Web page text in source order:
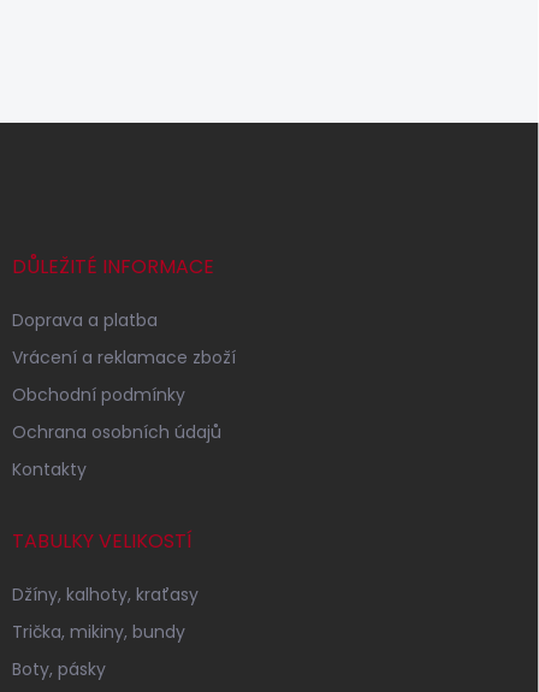
Z
DŮLEŽITÉ INFORMACE
Doprava a platba
Vrácení a reklamace zboží
Obchodní podmínky
Ochrana osobních údajů
Kontakty
TABULKY VELIKOSTÍ
Džíny, kalhoty, kraťasy
Trička, mikiny, bundy
Boty, pásky